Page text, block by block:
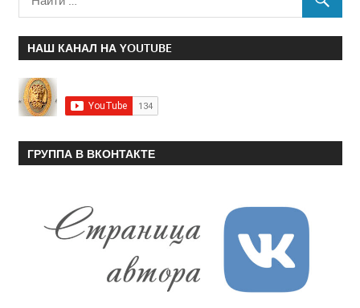
НАШ КАНАЛ НА YOUTUBE
ГРУППА В ВКОНТАКТЕ